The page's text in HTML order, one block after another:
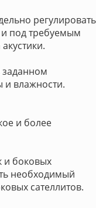
регулировать
и под требуемым
заданном
и влажности.
и более
и боковых
необходимый
сателлитов.